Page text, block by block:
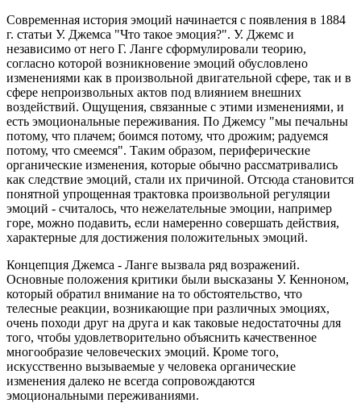
Современная история эмоций начинается с появления в 1884
г. статьи У. Джемса "Что такое эмоция?". У. Джемс и
независимо от него Г. Ланге сформулировали теорию,
согласно которой возникновение эмоций обусловлено
изменениями как в произвольной двигательной сфере, так и в
сфере непроизвольных актов под влиянием внешних
воздействий. Ощущения, связанные с этими изменениями, и
есть эмоциональные переживания. По Джемсу "мы печальны
потому, что плачем; боимся потому, что дрожим; радуемся
потому, что смеемся". Таким образом, периферические
органические изменения, которые обычно рассматривались
как следствие эмоций, стали их причиной. Отсюда становится
понятной упрощенная трактовка произвольной регуляции
эмоций - считалось, что нежелательные эмоции, например
горе, можно подавить, если намеренно совершать действия,
характерные для достижения положительных эмоций.
Концепция Джемса - Ланге вызвала ряд возражений.
Основные положения критики были высказаны У. Кенноном,
который обратил внимание на то обстоятельство, что
телесные реакции, возникающие при различных эмоциях,
очень походи друг на друга и как таковые недостаточны для
того, чтобы удовлетворительно объяснить качественное
многообразие человеческих эмоций. Кроме того,
искусственно вызываемые у человека органические
изменения далеко не всегда сопровождаются
эмоциональными переживаниями.